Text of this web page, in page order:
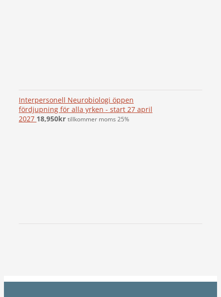
Interpersonell Neurobiologi öppen
fördjupning för alla yrken - start 27 april
2027 18,950kr tillkommer moms 25%